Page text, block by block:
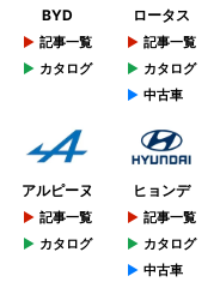
BYD
記事一覧
カタログ
ロータス
記事一覧
カタログ
中古車
アルピーヌ
記事一覧
カタログ
ヒョンデ
記事一覧
カタログ
中古車